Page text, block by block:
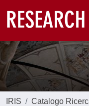
IRIS
Catalogo